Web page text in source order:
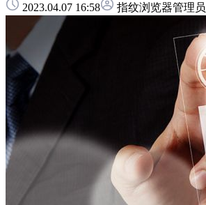
2023.04.07 16:58 指纹浏览器管理员